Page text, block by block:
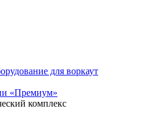
для воркаут
«Премиум»
комплекс